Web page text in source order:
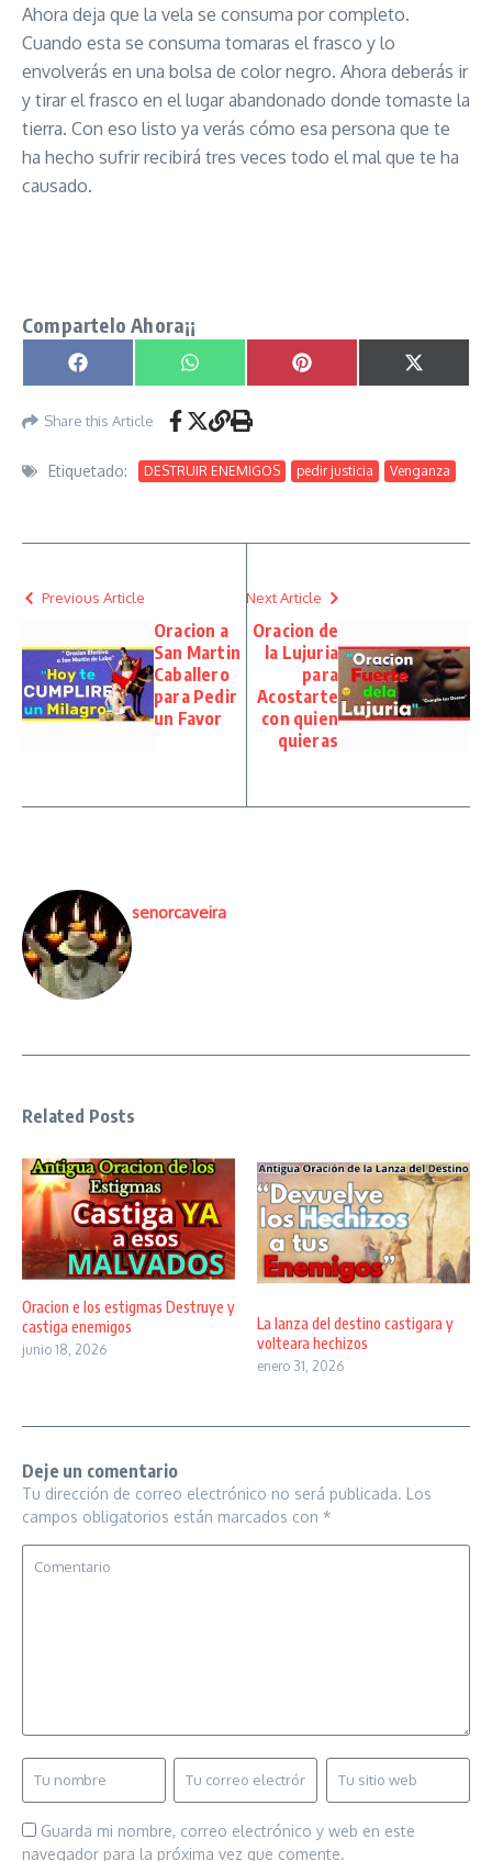
Ahora deja que la vela se consuma por completo.
Cuando esta se consuma tomaras el frasco y lo
envolverás en una bolsa de color negro. Ahora deberás ir
y tirar el frasco en el lugar abandonado donde tomaste la
tierra. Con eso listo ya verás cómo esa persona que te
ha hecho sufrir recibirá tres veces todo el mal que te ha
causado.
Compartelo Ahora¡¡
Compartir en
Facebook Compartir en
WhatsApp Compartir en
Pinterest
X
(Twitter)
Share this Article
Etiquetado: DESTRUIR ENEMIGOS pedir justicia Venganza
Previous Article
Oracion a
San Martin
Caballero
para Pedir
un Favor
Next Article
Oracion de
la Lujuria
para
Acostarte
con quien
quieras
senorcaveira
Related Posts
Oracion e los estigmas Destruye y
castiga enemigos
junio 18, 2026
La lanza del destino castigara y
volteara hechizos
enero 31, 2026
Deje un comentario
Tu dirección de correo electrónico no será publicada. Los
campos obligatorios están marcados con *
Guarda mi nombre, correo electrónico y web en este
navegador para la próxima vez que comente.